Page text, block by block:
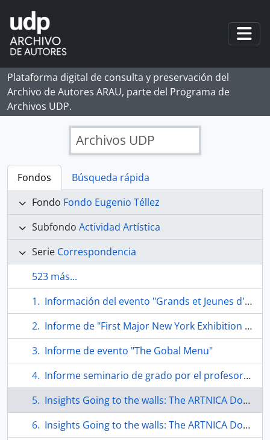
Skip to main content
Plataforma digital de consulta y preservación del
Archivo de Autores ARAU, parte del Programa de
Archivos UDP.
Archivos UDP
Fondos
Búsqueda rápida
Fondo Fondo Eugenio Téllez
Subfondo Actividad Artística
Serie Correspondencia
523 más...
Información del evento "Grands et Jeunes d'Aujourd'hui".
Informe de "First Major New York Exhibition of Original Prints"
Informe de evento "The Gobal Menu"
Informe seminario de grado por el profesor Eugenio Téllez en taller de arte visual.
Insights Going to the walls: The ARTNICA Donation. Folleto
Insights Going to the walls: The ARTNICA Donation. Folleto